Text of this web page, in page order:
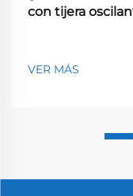
con tijera
VER MÁS